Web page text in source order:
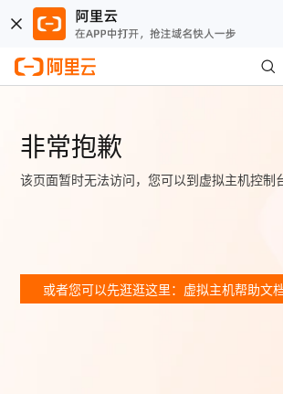
非常抱歉
该页面暂时无法访问，您可以到虚拟主机控制
或者您可以先逛逛这里：虚拟主机帮助文